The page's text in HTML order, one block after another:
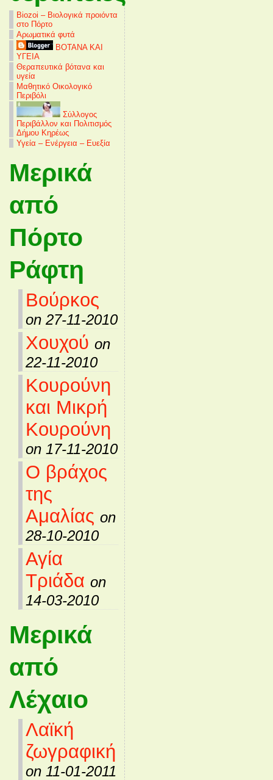
Biozoi – Βιολογικά προιόντα
στο Πόρτο
Αρωματικά φυτά
ΒΟΤΑΝΑ ΚΑΙ
ΥΓΕΙΑ
Θεραπευτικά βότανα και
υγεία
Μαθητικό Οικολογικό
Περιβόλι
Σύλλογος
Περιβάλλον και Πολιτισμός
Δήμου Κηρέως
Υγεία – Ενέργεια – Ευεξία
Μερικά
από
Πόρτο
Ράφτη
Βούρκος
on 27-11-2010
Χουχού on
22-11-2010
Κουρούνη
και Μικρή
Κουρούνη
on 17-11-2010
Ο βράχος
της
Αμαλίας on
28-10-2010
Αγία
Τριάδα on
14-03-2010
Μερικά
από
Λέχαιο
Λαϊκή
ζωγραφική
on 11-01-2011